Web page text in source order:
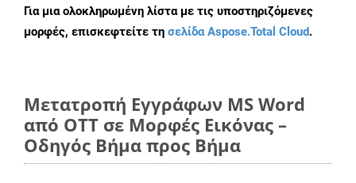
Για μια ολοκληρωμένη λίστα με τις υποστηριζόμενες
μορφές, επισκεφτείτε τη σελίδα Aspose.Total Cloud.
Μετατροπή Εγγράφων MS Word
από OTT σε Μορφές Εικόνας –
Οδηγός Βήμα προς Βήμα